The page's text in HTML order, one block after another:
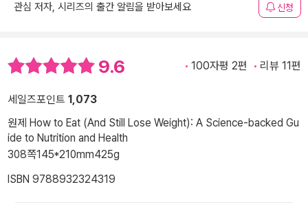
관심 저자, 시리즈의 출간 알림을 받아보세요 신청
9.6 100자평 2편 리뷰 11편
세일즈포인트 1,073
원제 How to Eat (And Still Lose Weight): A Science-backed Gu
ide to Nutrition and Health
308쪽145*210mm425g
ISBN 9788932324319